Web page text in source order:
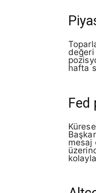
değeri
hafta
Fed
mesaj